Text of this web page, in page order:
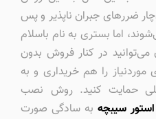
ضررهای جبران ناپذیر و پس
اما بستری به نام باسلام
می‌توانید در کنار فروش بدون
را هم خریداری و به
حمایت کنید. روش نصب
سیبچهبه سادگی صورت